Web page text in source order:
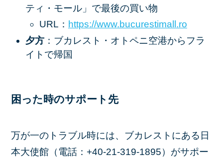
ティ・モール」で最後の買い物
URL： https://www.bucurestimall .ro
夕方：ブカレスト・オトペニ空港からフラ
イトで帰国
困った時のサポート先
万が一のトラブル時には、ブカレストにある日
本大使館（電話：+40-21-319-1895）がサポー